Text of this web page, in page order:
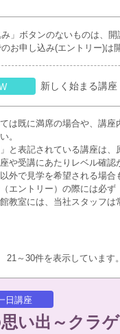
み」ボタンのないものは、
のお申し込み(エントリー)は
新しく始まる講座
は既に満席の場合や、講座
。
と表記されている講座は、
や受講にあたりレベル確認
外で見学を希望される場合
エントリー）の際には必ず
教室には、当社スタッフは
21～30件を表示しています。
日講座
い出～クラ